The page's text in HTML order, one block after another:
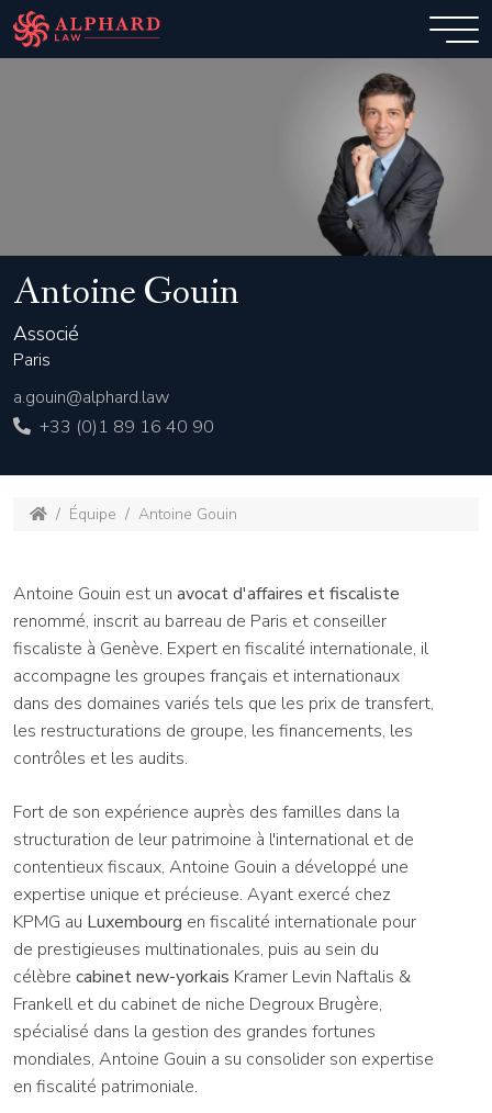
Antoine Gouin
Associé
Paris
a.gouin@alphard.law
+33 (0)1 89 16 40 90
Équipe Antoine Gouin
Antoine Gouin est un avocat d'affaires et fiscaliste
renommé, inscrit au barreau de Paris et conseiller
fiscaliste à Genève. Expert en fiscalité internationale, il
accompagne les groupes français et internationaux
dans des domaines variés tels que les prix de transfert,
les restructurations de groupe, les financements, les
contrôles et les audits.
Fort de son expérience auprès des familles dans la
structuration de leur patrimoine à l'international et de
contentieux fiscaux, Antoine Gouin a développé une
expertise unique et précieuse. Ayant exercé chez
KPMG au Luxembourg en fiscalité internationale pour
de prestigieuses multinationales, puis au sein du
célèbre cabinet new-yorkais Kramer Levin Naftalis &
Frankell et du cabinet de niche Degroux Brugère,
spécialisé dans la gestion des grandes fortunes
mondiales, Antoine Gouin a su consolider son expertise
en fiscalité patrimoniale.